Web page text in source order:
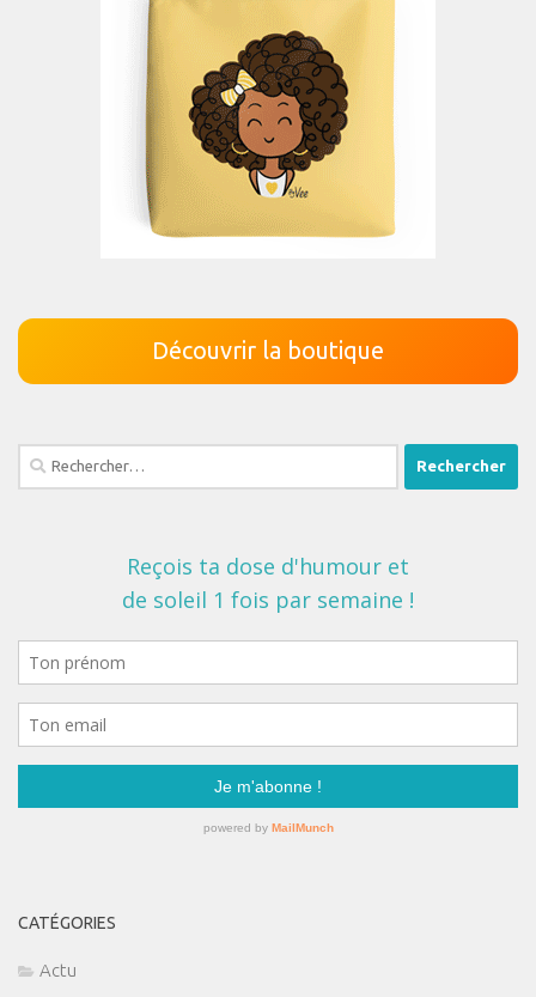
Découvrir la boutique
Rechercher :
CATÉGORIES
Actu